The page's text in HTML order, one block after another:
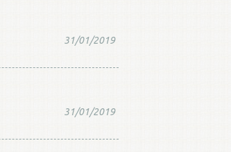
31/01/2019
31/01/2019